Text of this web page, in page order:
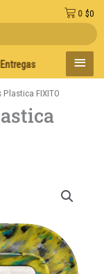
en el día en AMBA
$0
0
MENÚ
FIXITO